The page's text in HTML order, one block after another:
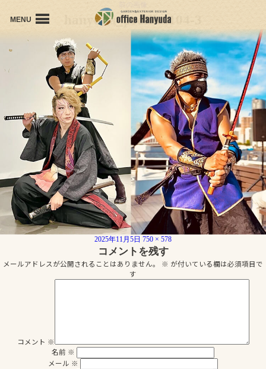
MENU
office Hanyudaの想い
会社概要
プロフィール
個人受賞歴
施工事例
お問い合わせ
hanyuda_profile1104-3
投
稿
2025年11月5日 フ
ル
ズ
750 × 578
コメントを残す
メールアドレスが公開されることはありません。 ※ が付いている欄は必須項目で
す
コメント ※
名前 ※
メール ※